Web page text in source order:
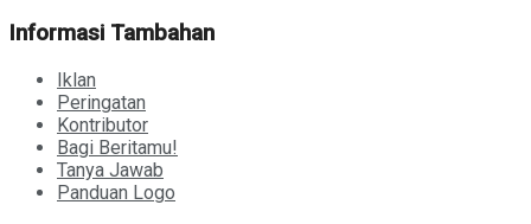
Informasi Tambahan
Iklan
Peringatan
Kontributor
Bagi Beritamu!
Tanya Jawab
Panduan Logo